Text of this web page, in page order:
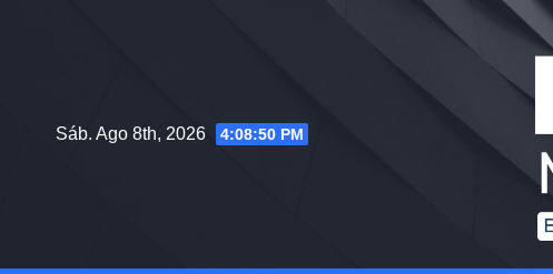
Sáb. Ago 8th, 2026 4:08:51 PM